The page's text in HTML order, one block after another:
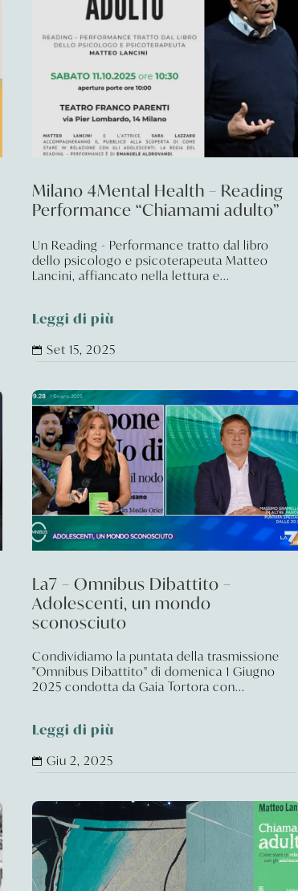
Milano 4Mental Health – Reading
Performance “Chiamami adulto”
Un Reading - Performance tratto dal libro
dello psicologo e psicoterapeuta Matteo
Lancini, affiancato nella lettura e...
Leggi di più
 Set 15, 2025
La7 – Omnibus Dibattito –
Adolescenti, un mondo
sconosciuto
Condividiamo la puntata della trasmissione
"Omnibus Dibattito" di domenica 1 Giugno
2025 condotta da Gaia Tortora con...
Leggi di più
 Giu 2, 2025